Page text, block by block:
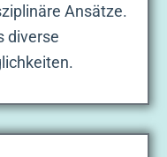
Ansätze.
diverse